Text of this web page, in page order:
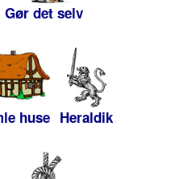
Gør det selv
huse Heraldik